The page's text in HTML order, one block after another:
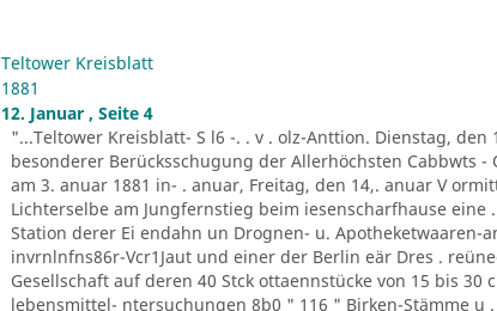
Teltower Kreisblatt
1881
12. Januar , Seite 4
"...Teltower Kreisblatt- S l6 -. . v . olz-Anttion. Dienstag, den
besonderer Berücksschugung der Allerhöchsten Cabbwts -
am 3. anuar 1881 in- . anuar, Freitag, den 14,. anuar V
Lichterselbe am Jungfernstieg beim iesenscharfhause
Station derer Ei endahn un Drognen- u. Apotheketwaaren-
invrnlnfns86r-Vcr1Jaut und einer der Berlin eär Dres .
Gesellschaft auf deren 40 Stck ottaennstücke von 15 bis 30
lebensmittel- ntersuchungen 8b0 " 116 " Birken-Stämme u